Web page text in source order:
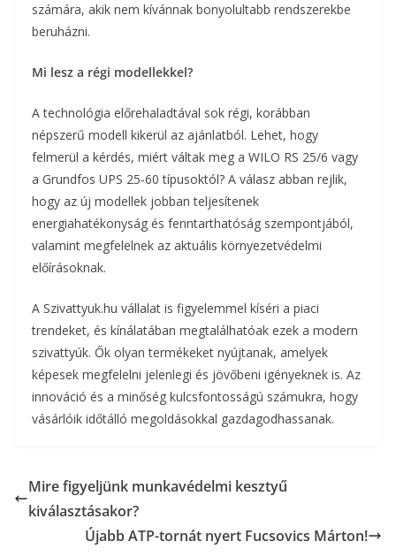
számára, akik nem kívánnak bonyolultabb rendszerekbe
beruházni.
Mi lesz a régi modellekkel?
A technológia előrehaladtával sok régi, korábban
népszerű modell kikerül az ajánlatból. Lehet, hogy
felmerül a kérdés, miért váltak meg a WILO RS 25/6 vagy
a Grundfos UPS 25-60 típusoktól? A válasz abban rejlik,
hogy az új modellek jobban teljesítenek
energiahatékonyság és fenntarthatóság szempontjából,
valamint megfelelnek az aktuális környezetvédelmi
előírásoknak.
A Szivattyuk.hu vállalat is figyelemmel kíséri a piaci
trendeket, és kínálatában megtalálhatóak ezek a modern
szivattyúk. Ők olyan termékeket nyújtanak, amelyek
képesek megfelelni jelenlegi és jövőbeni igényeknek is. Az
innováció és a minőség kulcsfontosságú számukra, hogy
vásárlóik időtálló megoldásokkal gazdagodhassanak.
Mire figyeljünk munkavédelmi kesztyű
kiválasztásakor?
Újabb ATP-tornát nyert Fucsovics Márton!